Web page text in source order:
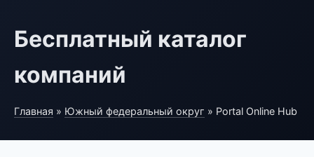
Бесплатный каталог
компаний
Главная » Южный федеральный округ » Portal Online Hub